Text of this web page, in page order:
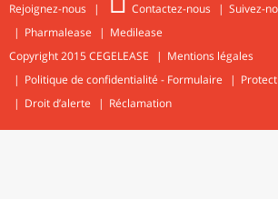
Rejoignez-nous Contactez-nous
Suivez-
Pharmalease
Medilease
Copyright 2015CEGELEASE
Mentions légales
Politique de confidentialité - Formulaire
Droit d’alerte
Réclamation